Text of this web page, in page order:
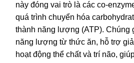
này đóng vai trò là các co-
quá trình chuyển hóa
thành năng lượng (ATP). Chúng
năng lượng từ thức ăn, hỗ trợ
hoạt động thể chất và trí não,